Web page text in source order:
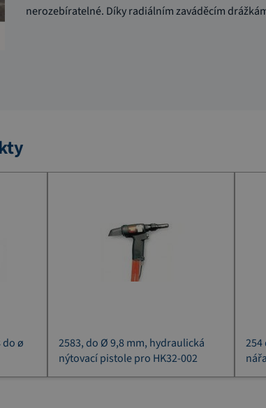
nerozebíratelné. Díky radiálním zaváděcím
do ø
2583, do Ø 9,8 mm, hydraulická
nýtovací pistole pro HK32-002
254